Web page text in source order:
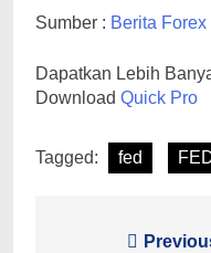
Sumber : Berita Forex
Dapatkan Lebih
Download Quick Pro
Tagged: fed